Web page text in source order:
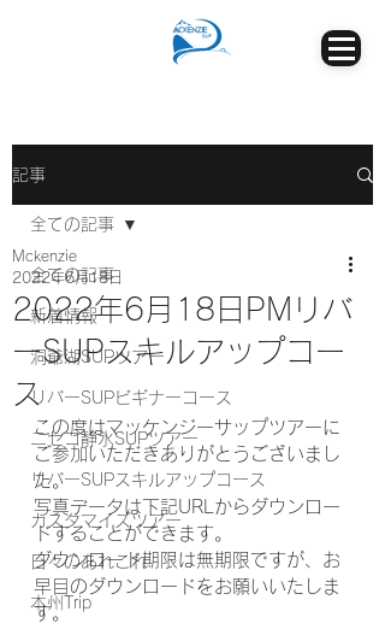
記事
全ての記事
新着情報
洞爺湖SUPツアー
リバーSUPビギナーコース
ニセコ静水SUPツアー
リバーSUPスキルアップコース
カスタマイズツアー
日々のあれこれ
本州Trip
全ての記事
2022年6月18日PMリバ
ーSUPスキルアップコー
ス
Mckenzie
2022年6月18日
この度はマッケンジーサップツアーに
ご参加いただきありがとうございまし
た。
写真データは下記URLからダウンロー
ドすることができます。
ダウンロード期限は無期限ですが、お
早目のダウンロードをお願いいたしま
す。